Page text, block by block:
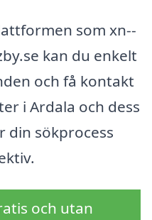
som xn--
kan du enkelt
och få kontakt
i Ardala och dess
din sökprocess
och utan